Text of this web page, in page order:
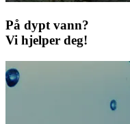
På dypt vann?
Vi hjelper deg!